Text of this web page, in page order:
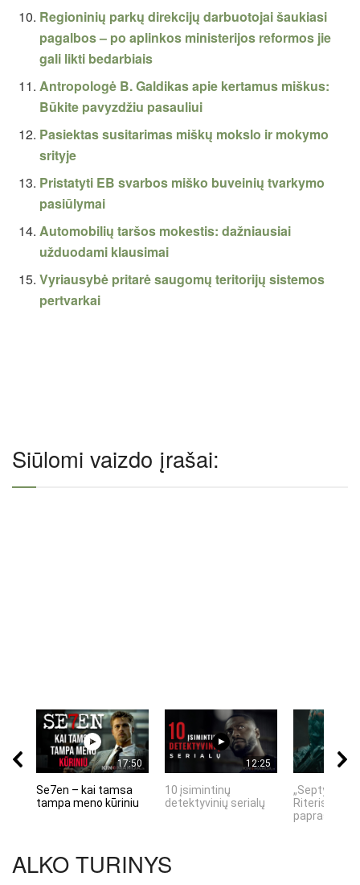
Regioninių parkų direkcijų darbuotojai šaukiasi
pagalbos – po aplinkos ministerijos reformos jie
gali likti bedarbiais
Antropologė B. Galdikas apie kertamus miškus:
Būkite pavyzdžiu pasauliui
Pasiektas susitarimas miškų mokslo ir mokymo
srityje
Pristatyti EB svarbos miško buveinių tvarkymo
pasiūlymai
Automobilių taršos mokestis: dažniausiai
užduodami klausimai
Vyriausybė pritarė saugomų teritorijų sistemos
pertvarkai
Siūlomi vaizdo įrašai:
17:50
Se7en – kai tamsa
tampa meno kūriniu
12:25
10 įsimintinų
detektyvinių serialų
„Septynių
Riteris" – kai
ALKO TURINYS